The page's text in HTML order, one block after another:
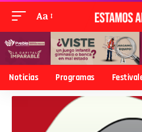
Aa
Noticias Programas